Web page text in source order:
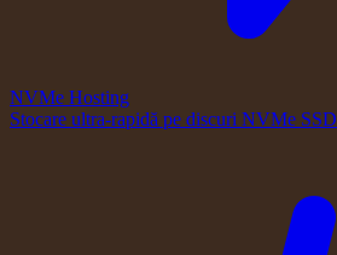
NVMe Hosting
Stocare ultra-rapidă pe discuri NVMe SSD